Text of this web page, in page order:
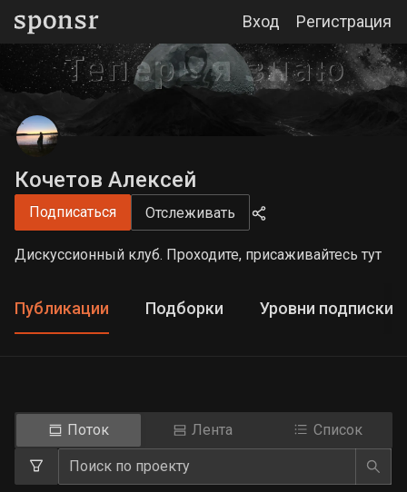
Вход Регистрация
Кочетов Алексей
Подписаться Отслеживать
Дискуссионный клуб. Проходите, присаживайтесь тут
Публикации Подборки Уровни подписки
Поток Лента Список